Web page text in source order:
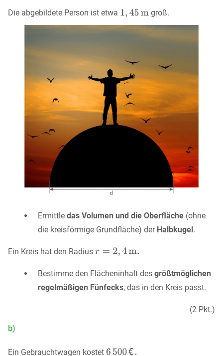
Die abgebildete Person ist etwa groß.
Ermittle das Volumen und die Oberfläche (ohne
die kreisförmige Grundfläche) der Halbkugel.
Ein Kreis hat den Radius
Bestimme den Flächeninhalt des größtmöglichen
regelmäßigen Fünfecks, das in den Kreis passt.
(2 Pkt.)
b)
Ein Gebrauchtwagen kostet